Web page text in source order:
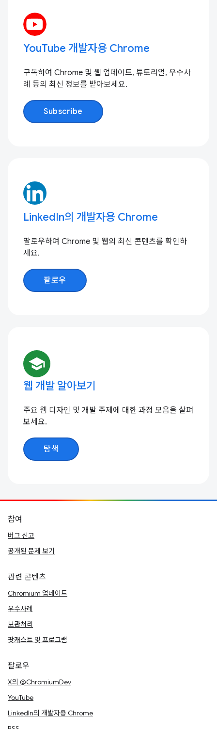
YouTube 개발자용 Chrome
구독하여 Chrome 및 웹 업데이트, 튜토리얼, 우수사
례 등의 최신 정보를 받아보세요.
Subscribe
LinkedIn의 개발자용 Chrome
팔로우하여 Chrome 및 웹의 최신 콘텐츠를 확인하
세요.
팔로우
school
웹 개발 알아보기
주요 웹 디자인 및 개발 주제에 대한 과정 모음을 살펴
보세요.
탐색
참여
버그 신고
공개된 문제 보기
관련 콘텐츠
Chromium 업데이트
우수사례
보관처리
팟캐스트 및 프로그램
팔로우
X의 @ChromiumDev
YouTube
LinkedIn의 개발자용 Chrome